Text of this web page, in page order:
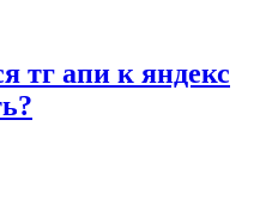
тг апи к яндекс